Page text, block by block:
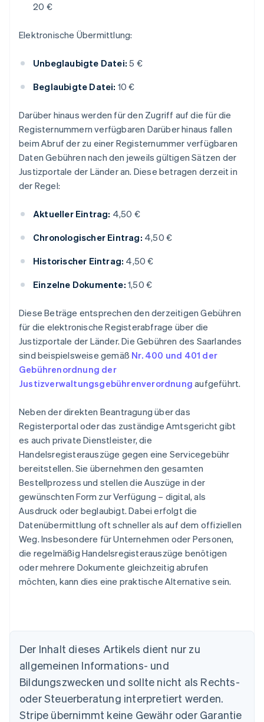
20 €
Elektronische Übermittlung:
Unbeglaubigte Datei: 5 €
Beglaubigte Datei: 10 €
Darüber hinaus werden für den Zugriff auf die für die
Registernummern verfügbaren Darüber hinaus fallen
beim Abruf der zu einer Registernummer verfügbaren
Daten Gebühren nach den jeweils gültigen Sätzen der
Justizportale der Länder an. Diese betragen derzeit in
der Regel:
Aktueller Eintrag: 4,50 €
Chronologischer Eintrag: 4,50 €
Historischer Eintrag: 4,50 €
Einzelne Dokumente: 1,50 €
Diese Beträge entsprechen den derzeitigen Gebühren
für die elektronische Registerabfrage über die
Justizportale der Länder. Die Gebühren des Saarlandes
sind beispielsweise gemäß Nr. 400 und 401 der
Gebührenordnung der
Justizverwaltungsgebührenverordnung aufgeführt.
Neben der direkten Beantragung über das
Registerportal oder das zuständige Amtsgericht gibt
es auch private Dienstleister, die
Handelsregisterauszüge gegen eine Servicegebühr
bereitstellen. Sie übernehmen den gesamten
Bestellprozess und stellen die Auszüge in der
gewünschten Form zur Verfügung – digital, als
Ausdruck oder beglaubigt. Dabei erfolgt die
Datenübermittlung oft schneller als auf dem offiziellen
Weg. Insbesondere für Unternehmen oder Personen,
die regelmäßig Handelsregisterauszüge benötigen
oder mehrere Dokumente gleichzeitig abrufen
möchten, kann dies eine praktische Alternative sein.
Der Inhalt dieses Artikels dient nur zu
allgemeinen Informations- und
Bildungszwecken und sollte nicht als Rechts-
oder Steuerberatung interpretiert werden.
Stripe übernimmt keine Gewähr oder Garantie
Australien
English
Nederlands FrançaisDeutschEnglish